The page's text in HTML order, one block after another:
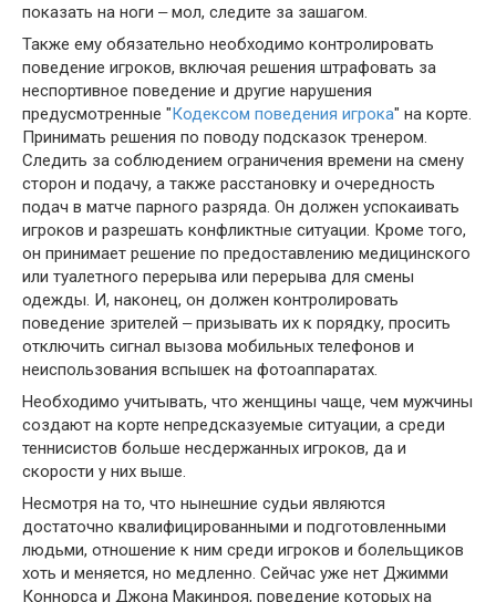
показать на ноги ‒ мол, следите за зашагом.
Также ему обязательно необходимо контролировать
поведение игроков, включая решения штрафовать за
неспортивное поведение и другие нарушения
предусмотренные "Кодексом поведения игрока" на корте.
Принимать решения по поводу подсказок тренером.
Следить за соблюдением ограничения времени на смену
сторон и подачу, а также расстановку и очередность
подач в матче парного разряда. Он должен успокаивать
игроков и разрешать конфликтные ситуации. Кроме того,
он принимает решение по предоставлению медицинского
или туалетного перерыва или перерыва для смены
одежды. И, наконец, он должен контролировать
поведение зрителей ‒ призывать их к порядку, просить
отключить сигнал вызова мобильных телефонов и
неиспользования вспышек на фотоаппаратах.
Необходимо учитывать, что женщины чаще, чем мужчины
создают на корте непредсказуемые ситуации, а среди
теннисистов больше несдержанных игроков, да и
скорости у них выше.
Несмотря на то, что нынешние судьи являются
достаточно квалифицированными и подготовленными
людьми, отношение к ним среди игроков и болельщиков
хоть и меняется, но медленно. Сейчас уже нет Джимми
Коннорса и Джона Макинроя, поведение которых на